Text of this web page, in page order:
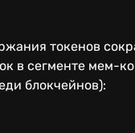
токенов
в сегменте мем-
блокчейнов):